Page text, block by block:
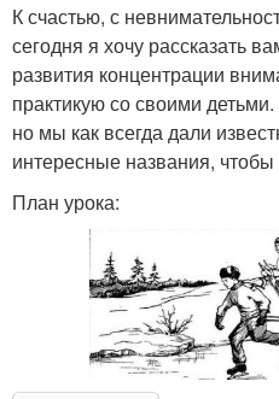
К счастью, с
сегодня я хочу рассказать
развития концентрации
практикую со своими
но мы как всегда дали
интересные названия,
План урока: